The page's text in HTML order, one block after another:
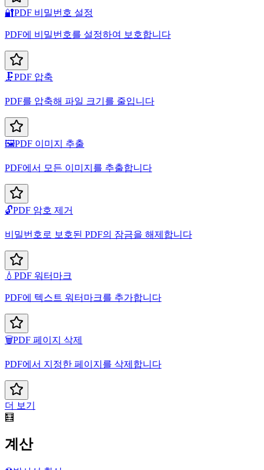
🔐PDF 비밀번호 설정
PDF에 비밀번호를 설정하여 보호합니다
🗜️PDF 압축
PDF를 압축해 파일 크기를 줄입니다
🖼️PDF 이미지 추출
PDF에서 모든 이미지를 추출합니다
🔓PDF 암호 제거
비밀번호로 보호된 PDF의 잠금을 해제합니다
💧 PDF 워터마크
PDF에 텍스트 워터마크를 추가합니다
🗑️PDF 페이지 삭제
PDF에서 지정한 페이지를 삭제합니다
더 보기
🧮
계산